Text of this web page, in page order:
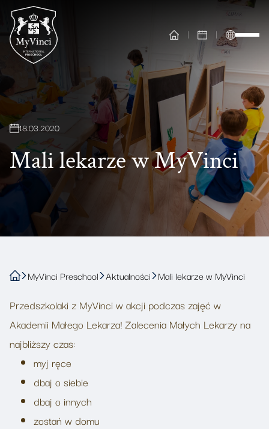
18.03.2020
Mali lekarze w MyVinci
MyVinci Preschool Aktualności Mali lekarze w MyVinci
Przedszkolaki z MyVinci w akcji podczas zajęć w
Akademii Małego Lekarza! Zalecenia Małych Lekarzy na
najbliższy czas:
myj ręce
dbaj o siebie
dbaj o innych
zostań w domu